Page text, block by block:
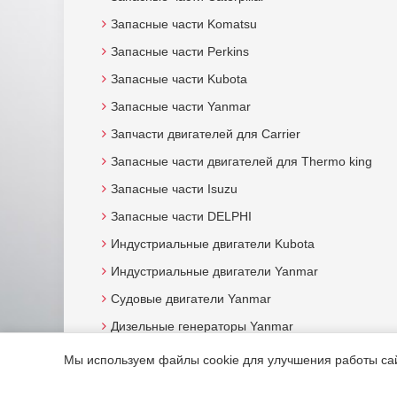
Запасные части Komatsu
Запасные части Perkins
Запасные части Kubota
Запасные части Yanmar
Запчасти двигателей для Carrier
Запасные части двигателей для Thermo king
Запасные части Isuzu
Запасные части DELPHI
Индустриальные двигатели Kubota
Индустриальные двигатели Yanmar
Судовые двигатели Yanmar
Дизельные генераторы Yanmar
Мы используем файлы cookie для улучшения работы